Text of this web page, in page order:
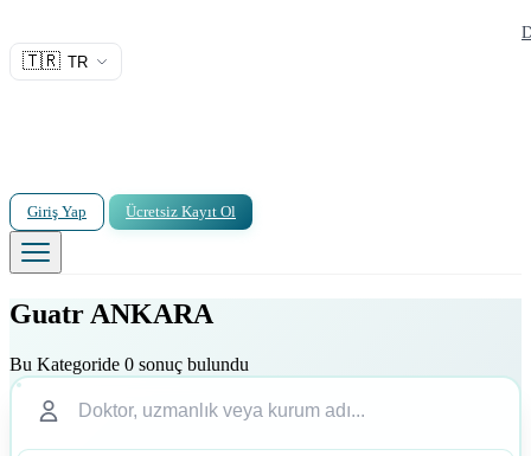
🇹🇷 TR
Giriş Yap Ücretsiz Kayıt Ol
Guatr ANKARA
Bu Kategoride 0 sonuç bulundu